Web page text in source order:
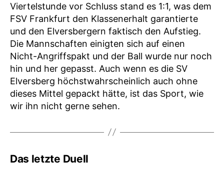
Viertelstunde vor Schluss stand es 1:1, was dem
FSV Frankfurt den Klassenerhalt garantierte
und den Elversbergern faktisch den Aufstieg.
Die Mannschaften einigten sich auf einen
Nicht-Angriffspakt und der Ball wurde nur noch
hin und her gepasst. Auch wenn es die SV
Elversberg höchstwahrscheinlich auch ohne
dieses Mittel gepackt hätte, ist das Sport, wie
wir ihn nicht gerne sehen.
Das letzte Duell